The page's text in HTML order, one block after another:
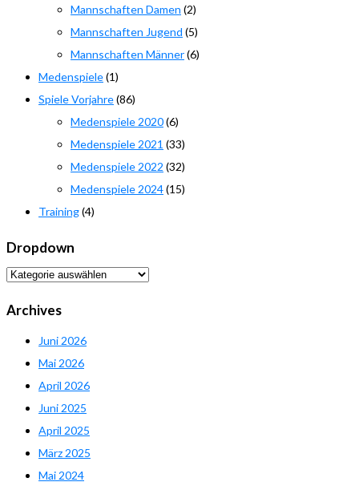
Mannschaften Damen (2)
Mannschaften Jugend (5)
Mannschaften Männer(6)
Medenspiele(1)
Spiele Vorjahre(86)
Medenspiele 2020(6)
Medenspiele 2021 (33)
Medenspiele 2022 (32)
Medenspiele 2024(15)
Training(4)
Dropdown
Dropdown
Archives
Juni 2026
Mai 2026
April 2026
Juni 2025
April 2025
März 2025
Mai 2024